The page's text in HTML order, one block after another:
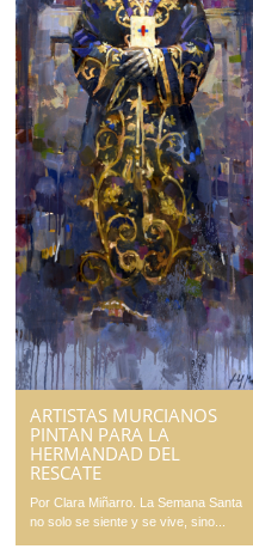
ARTISTAS MURCIANOS
PINTAN PARA LA
HERMANDAD DEL
RESCATE
Por Clara Miñarro. La Semana Santa
no solo se siente y se vive, sino...